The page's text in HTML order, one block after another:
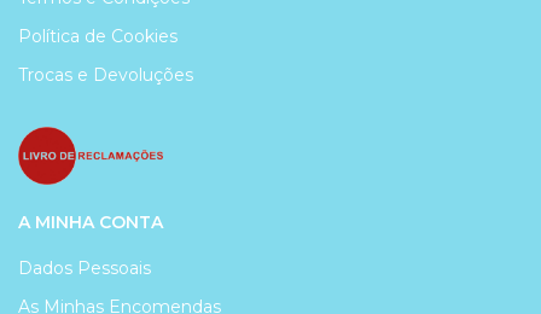
Política de Cookies
Trocas e Devoluções
A MINHA CONTA
Dados Pessoais
As Minhas Encomendas